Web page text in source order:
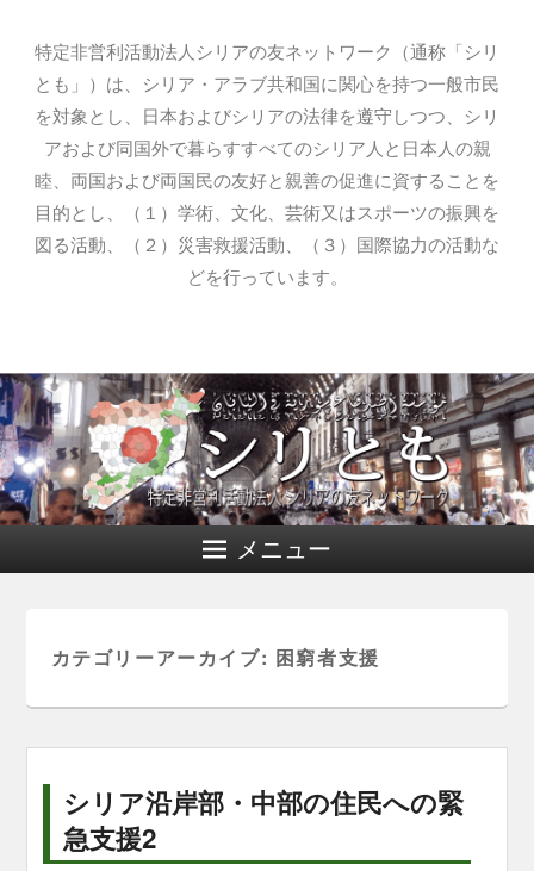
特定非営利活動法人シリアの友ネットワーク（通称「シリ
とも」）は、シリア・アラブ共和国に関心を持つ一般市民
を対象とし、日本およびシリアの法律を遵守しつつ、シリ
アおよび同国外で暮らすすべてのシリア人と日本人の親
睦、両国および両国民の友好と親善の促進に資することを
目的とし、（１）学術、文化、芸術又はスポーツの振興を
図る活動、（２）災害救援活動、（３）国際協力の活動な
どを行っています。
メニュー
カテゴリーアーカイブ: 困窮者支援
シリア沿岸部・中部の住民への緊
急支援2